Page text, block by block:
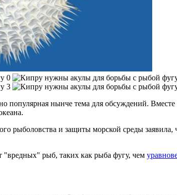
популярная нынче тема для обсуждений.
рыболовства и защиты морской среды заявила,
"вредных" рыб, таких как рыба фугу, чем